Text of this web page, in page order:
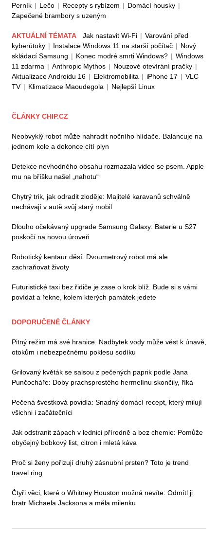
Perník | Lečo | Recepty s rybízem | Domácí housky |
Zapečené brambory s uzeným
AKTUÁLNÍ TÉMATA Jak nastavit Wi-Fi | Varování před
kyberútoky | Instalace Windows 11 na starší počítač | Nový
skládací Samsung | Konec modré smrti Windows? | Windows
11 zdarma | Anthropic Mythos | Nouzové otevírání pračky |
Aktualizace Androidu 16 | Elektromobilita | iPhone 17 | VLC
TV | Klimatizace Maoudegola | Nejlepší Linux
ČLÁNKY CHIP.CZ
Neobvyklý robot může nahradit nočního hlídače. Balancuje na
jednom kole a dokonce cítí plyn
Detekce nevhodného obsahu rozmazala video se psem. Apple
mu na bříšku našel „nahotu“
Chytrý trik, jak odradit zloděje: Majitelé karavanů schválně
nechávají v autě svůj starý mobil
Dlouho očekávaný upgrade Samsung Galaxy: Baterie u S27
poskočí na novou úroveň
Robotický kentaur děsí. Dvoumetrový robot má ale
zachraňovat životy
Futuristické taxi bez řidiče je zase o krok blíž. Bude si s vámi
povídat a řekne, kolem kterých památek jedete
DOPORUČENÉ ČLÁNKY
Pitný režim má své hranice. Nadbytek vody může vést k únavě,
otokům i nebezpečnému poklesu sodíku
Grilovaný květák se salsou z pečených paprik podle Jana
Punčocháře: Doby prachsprostého hermelínu skončily, říká
Pečená švestková povidla: Snadný domácí recept, který milují
všichni i začátečníci
Jak odstranit zápach v lednici přírodně a bez chemie: Pomůže
obyčejný bobkový list, citron i mletá káva
Proč si ženy pořizují druhý zásnubní prsten? Toto je trend
travel ring
Čtyři věci, které o Whitney Houston možná nevíte: Odmítl ji
bratr Michaela Jacksona a měla milenku